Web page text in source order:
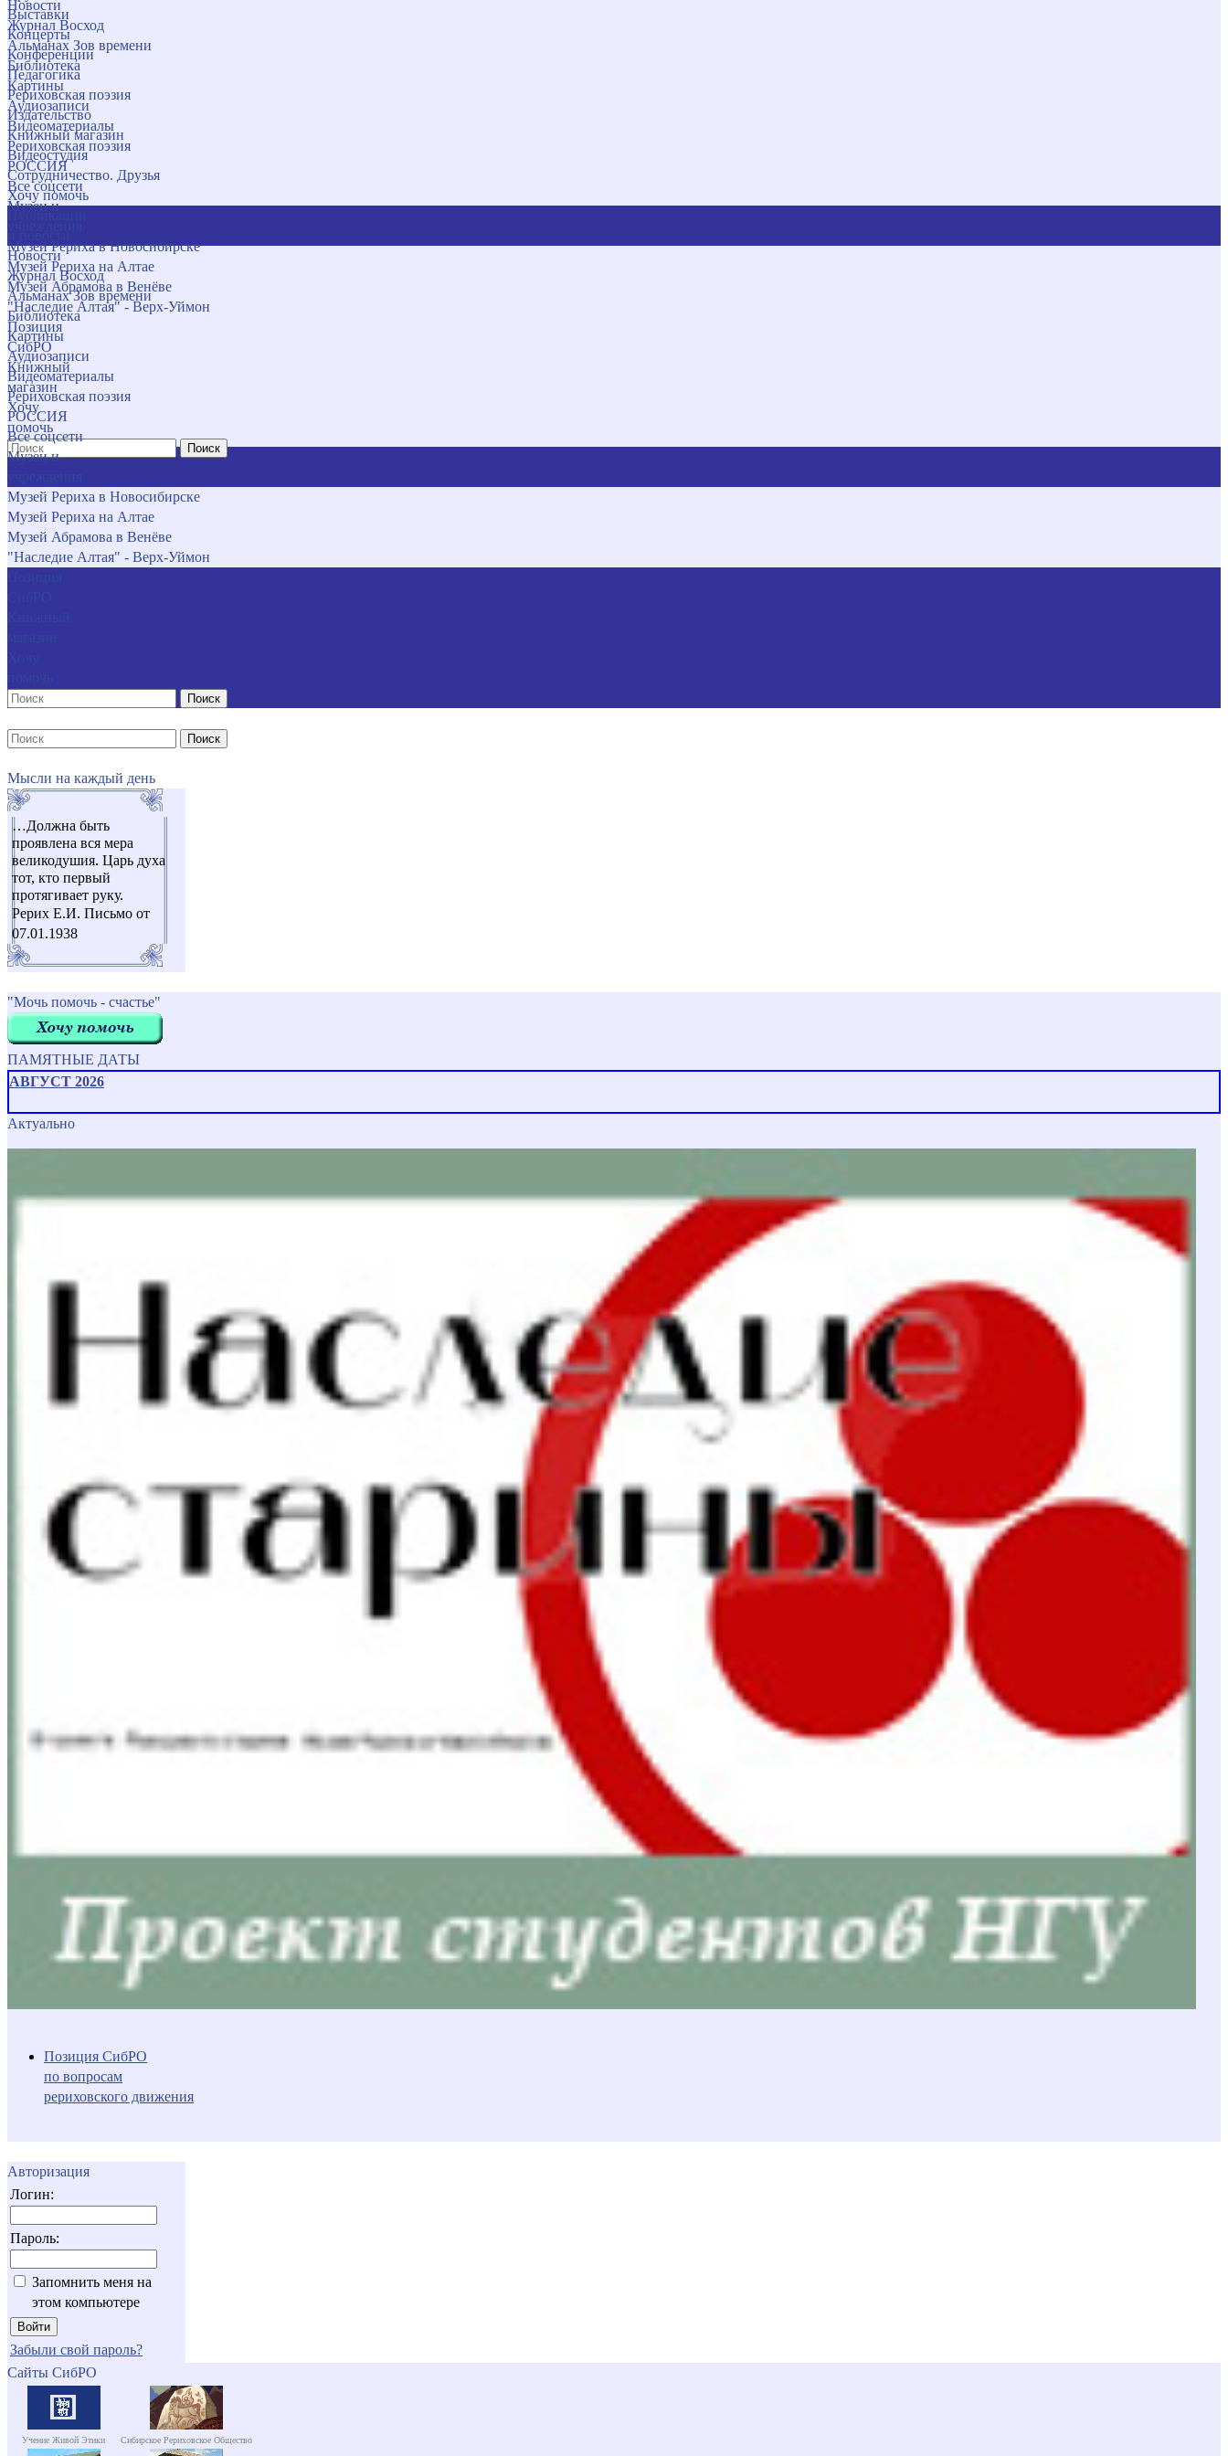
Новости
Журнал Восход
Альманах Зов времени
Библиотека
Картины
Аудиозаписи
Видеоматериалы
Рериховская поэзия
РОССИЯ
Все соцсети
Музеи и
Музей Рериха в Новосибирске
Музей Рериха на Алтае
Музей Абрамова в Венёве
"Наследие Алтая" - Верх-Уймон
Позиция
СибРО
Книжный
магазин
Хочу
помочь
Поиск
Выставки
Концерты
Конференции
Педагогика
Рериховская поэзия
Издательство
Книжный магазин
Видеостудия
Сотрудничество. Друзья
Хочу помочь
Новости
Журнал Восход
Альманах Зов времени
Библиотека
Картины
Аудиозаписи
Видеоматериалы
Рериховская поэзия
РОССИЯ
Все соцсети
Музеи и
Музей Рериха в Новосибирске
Музей Рериха на Алтае
Музей Абрамова в Венёве
"Наследие Алтая" - Верх-Уймон
Поиск
Поиск
Мысли на каждый день
…Должна быть
проявлена вся мера
великодушия. Царь духа
тот, кто первый
протягивает руку.
Рерих Е.И. Письмо от
07.01.1938
"Мочь помочь - счастье"
ПАМЯТНЫЕ ДАТЫ
АВГУСТ 2026
Актуально
Позиция СибРО
по вопросам
рериховского движения
Авторизация
Логин:
Пароль:
Запомнить меня на
этом компьютере
Забыли свой пароль?
Сайты СибРО
Учение Живой Этики Сибирское Рериховское Общество